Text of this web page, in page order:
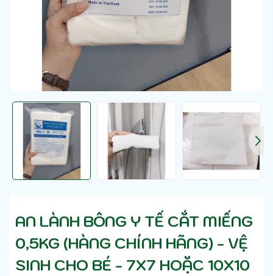
AN LÀNH BÔNG Y TẾ CẮT MIẾNG
0,5KG (HÀNG CHÍNH HÃNG) - VỆ
SINH CHO BÉ - 7X7 HOẶC 10X10